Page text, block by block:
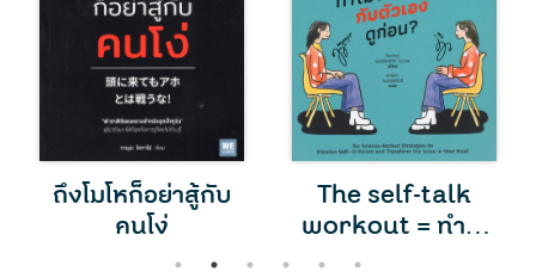
ถึงโมโหก็อย่าสู้กับ
คนโง่
The self-talk
workout = ทำไม
ไม่ลองคุยกับตัวเอง
1 2 3 4 5 6